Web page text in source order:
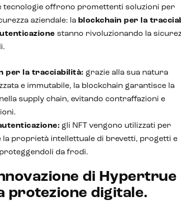
tecnologie offrono promettenti soluzioni per
aziendale: la blockchain per la
stanno rivoluzionando la
per la tracciabilità: grazie alla sua natura
e immutabile, la blockchain garantisce la
supply chain, evitando contraffazioni e
gli NFT vengono utilizzati per
proprietà intellettuale di brevetti, progetti e
da frodi.
di Hypertrue
protezione digitale.